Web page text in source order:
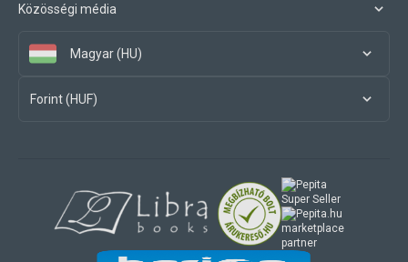
Közösségi média
Magyar (HU)
Forint (HUF)
marketplace
partner